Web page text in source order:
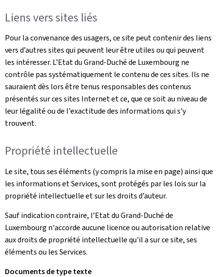
Liens vers sites liés
Pour la convenance des usagers, ce site peut contenir des liens
vers d’autres sites qui peuvent leur être utiles ou qui peuvent
les intéresser. L’Etat du Grand-Duché de Luxembourg ne
contrôle pas systématiquement le contenu de ces sites. Ils ne
sauraient dès lors être tenus responsables des contenus
présentés sur ces sites Internet et ce, que ce soit au niveau de
leur légalité ou de l'exactitude des informations qui s'y
trouvent.
Propriété intellectuelle
Le site, tous ses éléments (y compris la mise en page) ainsi que
les informations et Services, sont protégés par les lois sur la
propriété intellectuelle et sur les droits d’auteur.
Sauf indication contraire, l’Etat du Grand-Duché de
Luxembourg n'accorde aucune licence ou autorisation relative
aux droits de propriété intellectuelle qu'il a sur ce site, ses
éléments ou les Services.
Documents de type texte